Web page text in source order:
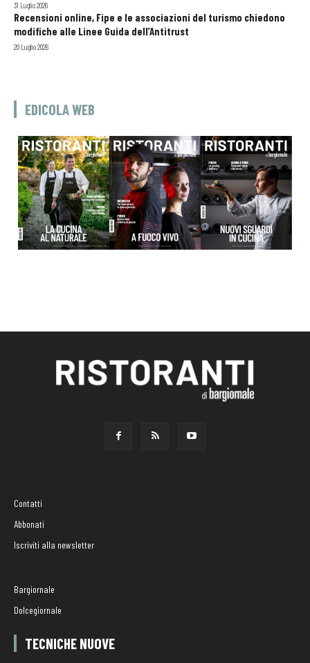
31 Luglio 2026
Recensioni online, Fipe e le associazioni del turismo chiedono
modifiche alle Linee Guida dell’Antitrust
20 Luglio 2026
EDICOLA WEB
Contatti
Abbonati
Iscriviti alla newsletter
Bargiornale
Dolcegiornale
TECNICHE NUOVE